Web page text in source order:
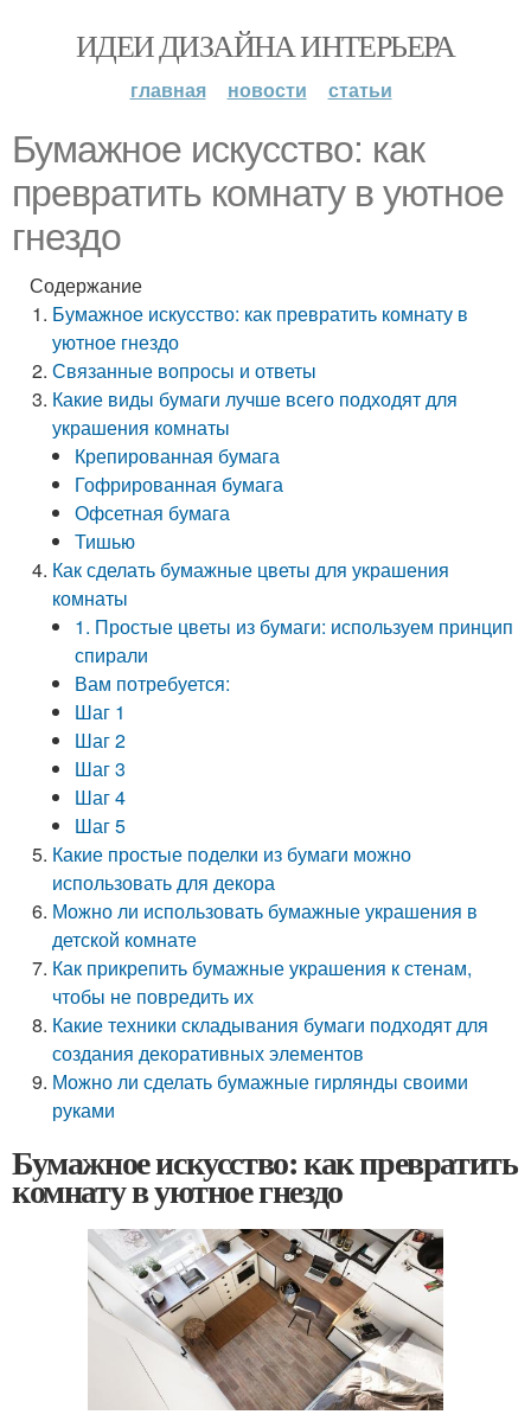
ИДЕИ ДИЗАЙНА ИНТЕРЬЕРА
главная новости статьи
Бумажное искусство: как
превратить комнату в уютное
гнездо
Содержание
Бумажное искусство: как превратить комнату в
уютное гнездо
Связанные вопросы и ответы
Какие виды бумаги лучше всего подходят для
украшения комнаты
Крепированная бумага
Гофрированная бумага
Офсетная бумага
Тишью
Как сделать бумажные цветы для украшения
комнаты
1. Простые цветы из бумаги: используем принцип
спирали
Вам потребуется:
Шаг 1
Шаг 2
Шаг 3
Шаг 4
Шаг 5
Какие простые поделки из бумаги можно
использовать для декора
Можно ли использовать бумажные украшения в
детской комнате
Как прикрепить бумажные украшения к стенам,
чтобы не повредить их
Какие техники складывания бумаги подходят для
создания декоративных элементов
Можно ли сделать бумажные гирлянды своими
руками
Бумажное искусство: как превратить
комнату в уютное гнездо